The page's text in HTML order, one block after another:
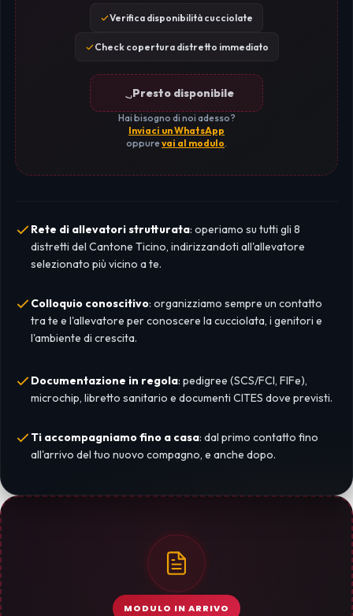
Verifica disponibilità cucciolate
Check copertura distretto immediato
Presto disponibile
Hai bisogno di noi adesso?
Inviaci un WhatsApp
oppurevai al modulo.
Rete di allevatori strutturata: operiamo su tutti gli 8
distretti del Cantone Ticino, indirizzandoti all'allevatore
selezionato più vicino a te.
Colloquio conoscitivo: organizziamo sempre un contatto
tra te e l'allevatore per conoscere la cucciolata, i genitori e
l'ambiente di crescita.
Documentazione in regola: pedigree (SCS/FCI, FIFe),
microchip, libretto sanitario e documenti CITES dove previsti.
Ti accompagniamo fino a casa: dal primo contatto fino
all'arrivo del tuo nuovo compagno, e anche dopo.
MODULO IN ARRIVO